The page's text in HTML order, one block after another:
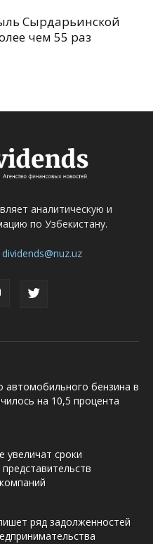
Сырдарьинской
чем 55 раз
аналитическую и
по Узбекистану.
dividends@nuz.uz
автомобильного бензина в
на 10,5 процента
увеличат сроки
ряд задолженностей